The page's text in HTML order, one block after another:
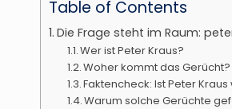
Table of Contents
Die Frage steht im Raum:
Wer ist Peter Kraus?
Woher kommt das Gerücht?
Faktencheck: Ist Peter
Warum solche Gerüchte